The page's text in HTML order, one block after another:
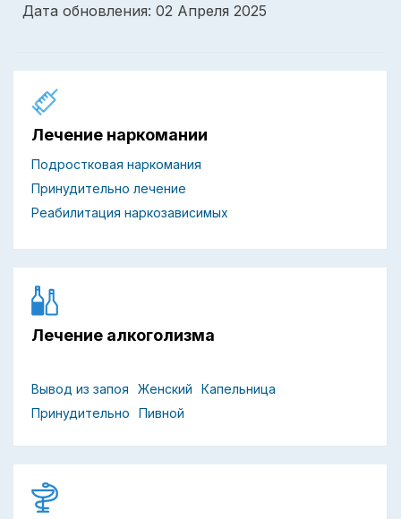
Лечение наркомании
Подростковая наркомания
Принудительно лечение
Реабилитация наркозависимых
Лечение алкоголизма
Вывод из запоя Женский
Капельница
Принудительно
Пивной
Дата обновления: 02 Апреля 2025